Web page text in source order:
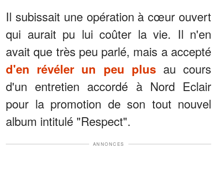
Il subissait une opération à cœur ouvert
qui aurait pu lui coûter la vie. Il n'en
avait que très peu parlé, mais a accepté
d'en révéler un peu plusau cours
d'un entretien accordé à Nord Eclair
pour la promotion de son tout nouvel
album intitulé "Respect".
ANNONCES